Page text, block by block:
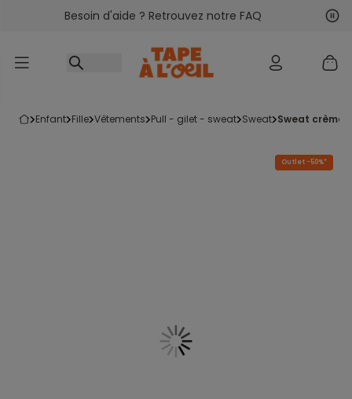
Accéder au contenu
Besoin d'aide ? Retrouvez notre FAQ
enfant fille vêtements pull - gilet - sweat sweat sweat crème
Outlet -50%*